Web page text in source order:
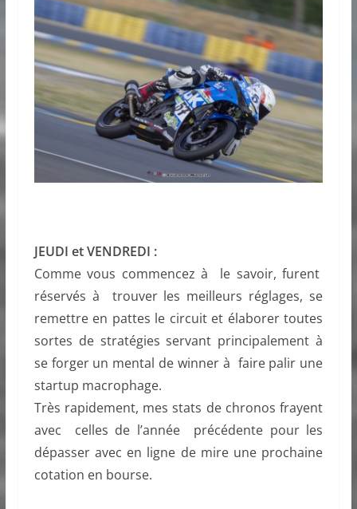
JEUDI et VENDREDI :
Comme vous commencez à le savoir, furent
réservés à trouver les meilleurs réglages, se
remettre en pattes le circuit et élaborer toutes
sortes de stratégies servant principalement à
se forger un mental de winner à faire palir une
startup macrophage.
Très rapidement, mes stats de chronos frayent
avec celles de l’année précédente pour les
dépasser avec en ligne de mire une prochaine
cotation en bourse.